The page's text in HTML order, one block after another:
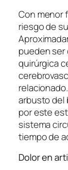
Con menor
riesgo de
pueden ser
quirúrgica
arbusto del
por este
sistema
tiempo de
Dolor en